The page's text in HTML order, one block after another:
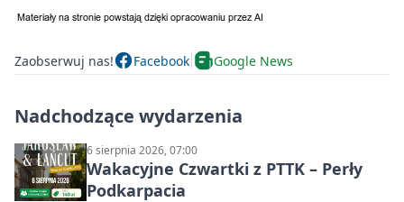
Zaobserwuj nas! Facebook Google News
Nadchodzące wydarzenia
6 sierpnia 2026, 07:00
Wakacyjne Czwartki z PTTK – Perły
Podkarpacia